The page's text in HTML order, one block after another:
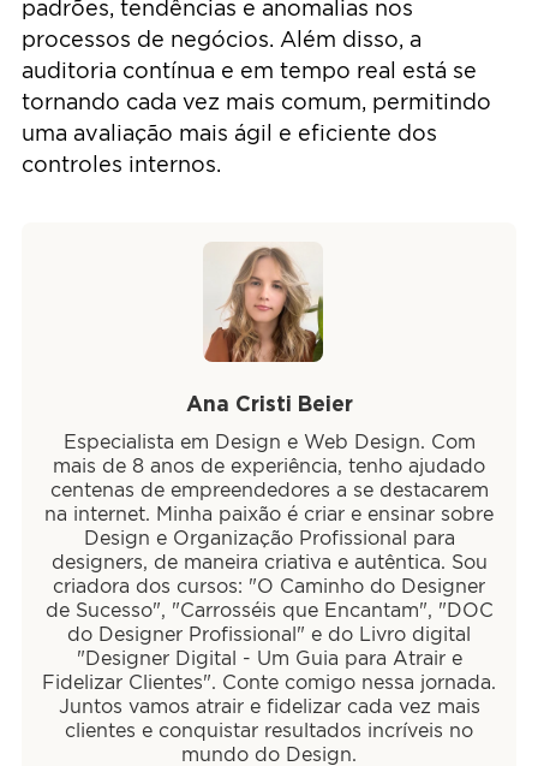
padrões, tendências e anomalias nos
processos de negócios. Além disso, a
auditoria contínua e em tempo real está se
tornando cada vez mais comum, permitindo
uma avaliação mais ágil e eficiente dos
controles internos.
Ana Cristi Beier
Especialista em Design e Web Design. Com
mais de 8 anos de experiência, tenho ajudado
centenas de empreendedores a se destacarem
na internet. Minha paixão é criar e ensinar sobre
Design e Organização Profissional para
designers, de maneira criativa e autêntica. Sou
criadora dos cursos: "O Caminho do Designer
de Sucesso", "Carrosséis que Encantam", "DOC
do Designer Profissional" e do Livro digital
"Designer Digital - Um Guia para Atrair e
Fidelizar Clientes". Conte comigo nessa jornada.
Juntos vamos atrair e fidelizar cada vez mais
clientes e conquistar resultados incríveis no
mundo do Design.